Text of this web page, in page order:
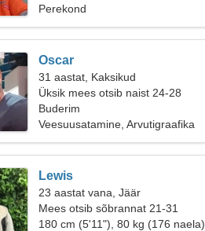
Perekond
Oscar
31 aastat, Kaksikud
Üksik mees otsib naist 24-28
Buderim
Veesuusatamine, Arvutigraafika
Lewis
23 aastat vana, Jäär
Mees otsib sõbrannat 21-31
180 cm (5'11"), 80 kg (176 naela)